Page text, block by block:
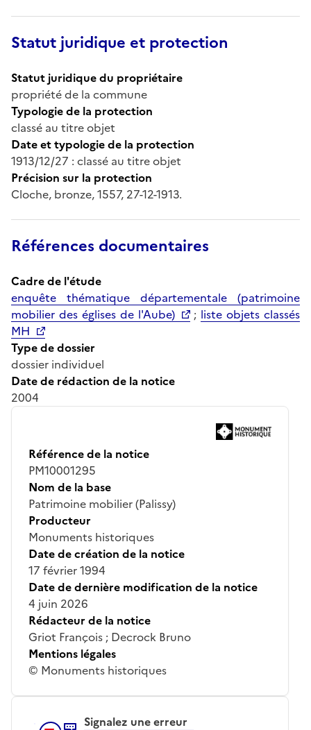
Statut juridique et protection
Statut juridique du propriétaire
propriété de la commune
Typologie de la protection
classé au titre objet
Date et typologie de la protection
1913/12/27 : classé au titre objet
Précision sur la protection
Cloche, bronze, 1557, 27-12-1913.
Références documentaires
Cadre de l'étude
enquête thématique départementale (patrimoine
mobilier des églises de l'Aube)
; liste objets classés
MH
Type de dossier
dossier individuel
Date de rédaction de la notice
2004
Référence de la notice
PM10001295
Nom de la base
Patrimoine mobilier (Palissy)
Producteur
Monuments historiques
Date de création de la notice
17 février 1994
Date de dernière modification de la notice
4 juin 2026
Rédacteur de la notice
Griot François ; Decrock Bruno
Mentions légales
© Monuments historiques
Signalez une erreur